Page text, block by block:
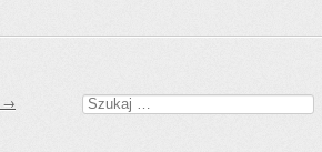
→ Szukaj: